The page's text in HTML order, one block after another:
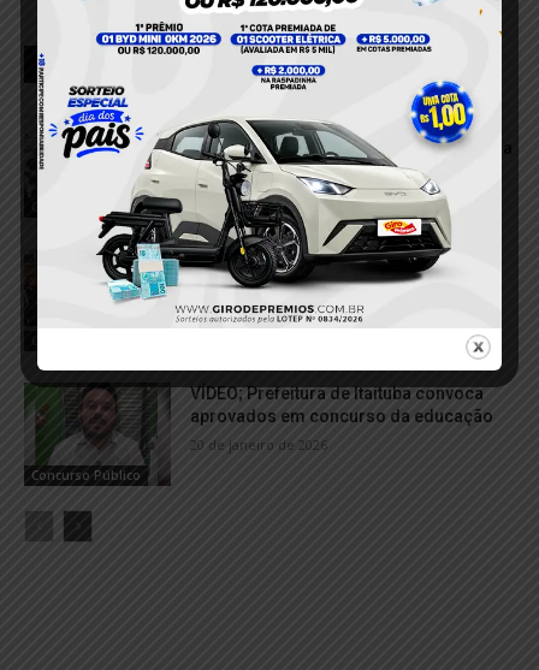
RELACIONADOS
Concurso Público
Novos agentes de trânsito entregam
documentação e aguardam definição da
data de posse em Itaituba
13 de julho de 2026
VÍDEO; Nomeação de aprovados da
saúde em Itaituba será realizada no dia
1º de junho
6 de maio de 2026
Concurso Público
VÍDEO; Prefeitura de Itaituba convoca
aprovados em concurso da educação
20 de janeiro de 2026